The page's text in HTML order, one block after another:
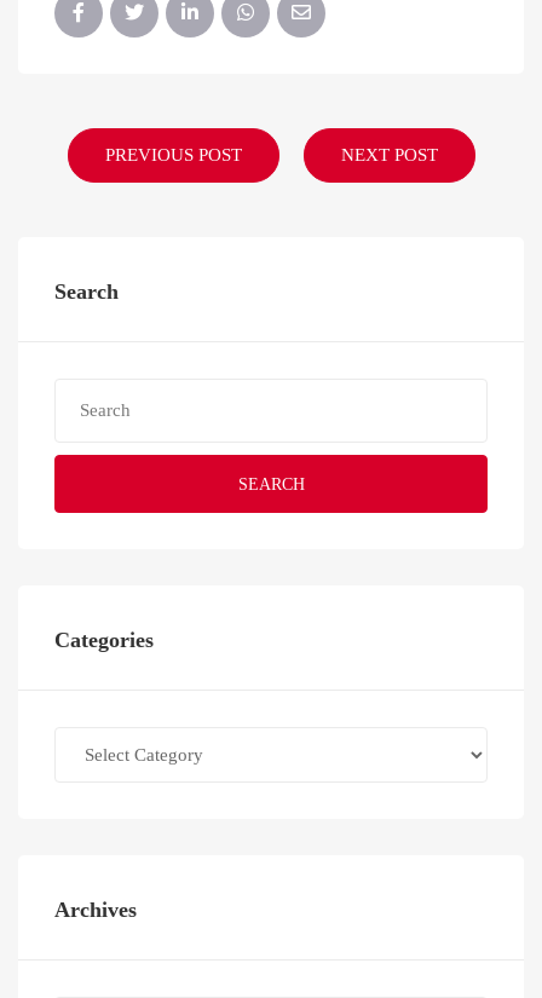
PREVIOUS POST NEXT POST
Search
SEARCH
Categories
Archives